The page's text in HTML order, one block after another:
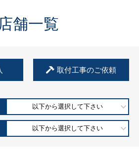
舗一覧
取付工事のご依頼
以下から選択して下さい
以下から選択して下さい